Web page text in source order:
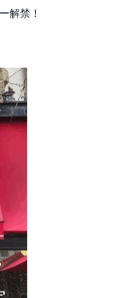
解禁！